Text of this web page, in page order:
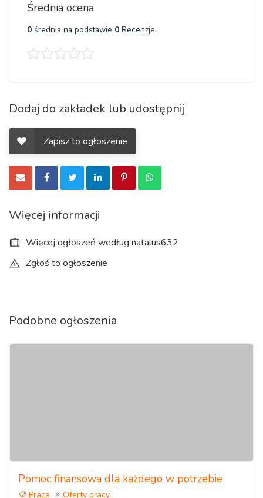
Średnia ocena
0 średnia na podstawie 0 Recenzje.
Dodaj do zakładek lub udostępnij
Zapisz to ogłoszenie
Więcej informacji
Więcej ogłoszeń według natalus632
Zgłoś to ogłoszenie
Podobne ogłoszenia
Pomoc finansowa dla każdego w potrzebie
Praca Oferty pracy